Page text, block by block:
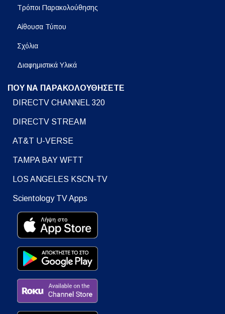
Τρόποι Παρακολούθησης
Αίθουσα Τύπου
Σχόλια
Διαφημιστικά Υλικά
ΠΟΥ ΝΑ ΠΑΡΑΚΟΛΟΥΘΗΣΕΤΕ
DIRECTV CHANNEL 320
DIRECTV STREAM
AT&T U-VERSE
TAMPA BAY WFTT
LOS ANGELES KSCN-TV
Scientology TV Apps